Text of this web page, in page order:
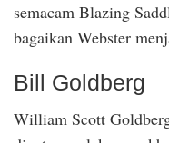
semacam Blazing
bagaikan Webster
Bill Goldberg
William Scott